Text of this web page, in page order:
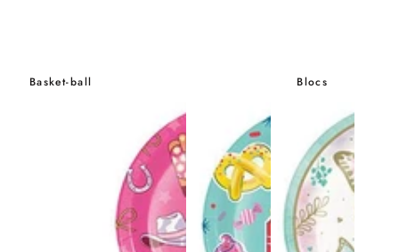
Basket-ball Blocs